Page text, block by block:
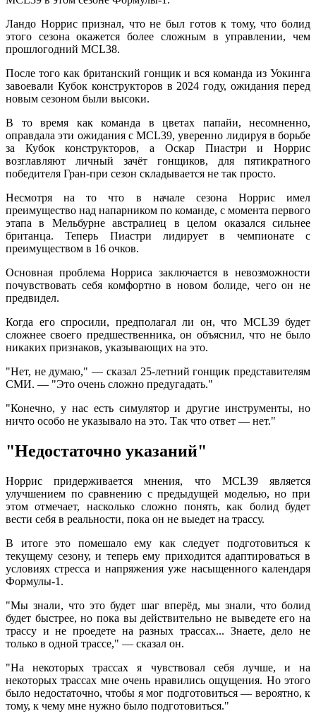
Ландо Норрис признал, что не был готов к тому, что болид
этого сезона окажется более сложным в управлении, чем
прошлогодний MCL38.
После того как британский гонщик и вся команда из Уокинга
завоевали Кубок конструкторов в 2024 году, ожидания перед
новым сезоном были высоки.
В то время как команда в цветах папайи, несомненно,
оправдала эти ожидания с MCL39, уверенно лидируя в борьбе
за Кубок конструкторов, а Оскар Пиастри и Норрис
возглавляют личный зачёт гонщиков, для пятикратного
победителя Гран-при сезон складывается не так просто.
Несмотря на то что в начале сезона Норрис имел
преимущество над напарником по команде, с момента первого
этапа в Мельбурне австралиец в целом оказался сильнее
британца. Теперь Пиастри лидирует в чемпионате с
преимуществом в 16 очков.
Основная проблема Норриса заключается в невозможности
почувствовать себя комфортно в новом болиде, чего он не
предвидел.
Когда его спросили, предполагал ли он, что MCL39 будет
сложнее своего предшественника, он объяснил, что не было
никаких признаков, указывающих на это.
"Нет, не думаю," — сказал 25-летний гонщик представителям
СМИ. — "Это очень сложно предугадать."
"Конечно, у нас есть симулятор и другие инструменты, но
ничто особо не указывало на это. Так что ответ — нет."
"Недостаточно указаний"
Норрис придерживается мнения, что MCL39 является
улучшением по сравнению с предыдущей моделью, но при
этом отмечает, насколько сложно понять, как болид будет
вести себя в реальности, пока он не выедет на трассу.
В итоге это помешало ему как следует подготовиться к
текущему сезону, и теперь ему приходится адаптироваться в
условиях стресса и напряжения уже насыщенного календаря
Формулы-1.
"Мы знали, что это будет шаг вперёд, мы знали, что болид
будет быстрее, но пока вы действительно не выведете его на
трассу и не проедете на разных трассах... Знаете, дело не
только в одной трассе," — сказал он.
"На некоторых трассах я чувствовал себя лучше, и на
некоторых трассах мне очень нравились ощущения. Но этого
было недостаточно, чтобы я мог подготовиться — вероятно, к
тому, к чему мне нужно было подготовиться."